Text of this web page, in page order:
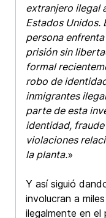
extranjero ilegal
Estados Unidos.
persona
prisión sin
formal
robo de
inmigrantes
parte de esta
identidad,
violaciones
la planta.»
Y así siguió
involucran a
ilegalmente en el